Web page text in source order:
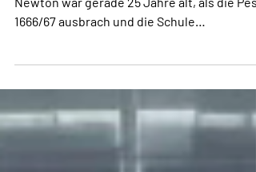
05/2024
Newton war gerade 25 Jahre alt, als die Pest
1666/67 ausbrach und die Schule